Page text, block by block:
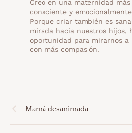
Creo en una maternidad más
consciente y
Porque criar también es
mirada hacia nuestros hijos,
oportunidad para mirarnos a
con más compasión.
Mamá desanimada